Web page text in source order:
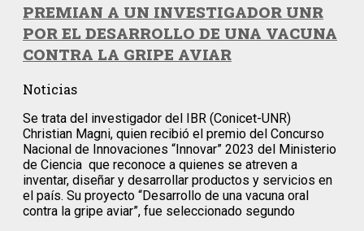
PREMIAN A UN INVESTIGADOR UNR
POR EL DESARROLLO DE UNA VACUNA
CONTRA LA GRIPE AVIAR
Noticias
Se trata del investigador del IBR (Conicet-UNR)
Christian Magni, quien recibió el premio del Concurso
Nacional de Innovaciones “Innovar” 2023 del Ministerio
de Ciencia que reconoce a quienes se atreven a
inventar, diseñar y desarrollar productos y servicios en
el país. Su proyecto “Desarrollo de una vacuna oral
contra la gripe aviar”, fue seleccionado segundo